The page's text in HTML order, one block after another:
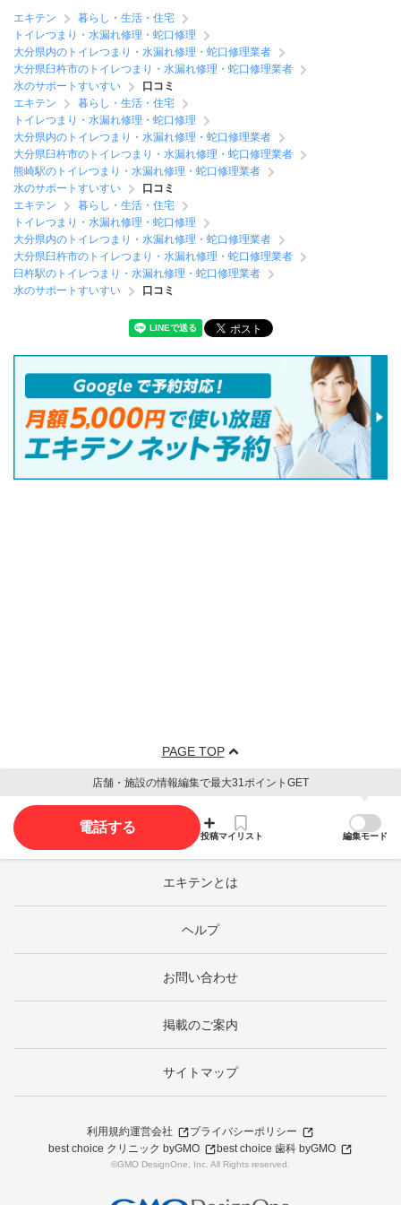
エキテン
暮らし・生活・住宅
トイレつまり・水漏れ修理・蛇口修理
大分県内のトイレつまり・水漏れ修理・蛇口修理業者
大分県臼杵市のトイレつまり・水漏れ修理・蛇口修理業者
水のサポートすいすい
口コミ
エキテン
暮らし・生活・住宅
トイレつまり・水漏れ修理・蛇口修理
大分県内のトイレつまり・水漏れ修理・蛇口修理業者
大分県臼杵市のトイレつまり・水漏れ修理・蛇口修理業者
熊崎駅のトイレつまり・水漏れ修理・蛇口修理業者
水のサポートすいすい
口コミ
エキテン
暮らし・生活・住宅
トイレつまり・水漏れ修理・蛇口修理
大分県内のトイレつまり・水漏れ修理・蛇口修理業者
大分県臼杵市のトイレつまり・水漏れ修理・蛇口修理業者
臼杵駅のトイレつまり・水漏れ修理・蛇口修理業者
水のサポートすいすい
口コミ
PAGE TOP
店舗・施設の情報編集で最大31ポイントGET
電話する
投稿マイリスト 編集モード
エキテンとは
ヘルプ
お問い合わせ
掲載のご案内
サイトマップ
利用規約運営会社
プライバシーポリシー
best choice クリニック byGMO
best choice 歯科 byGMO
©GMO DesignOne, Inc. All Rights reserved.